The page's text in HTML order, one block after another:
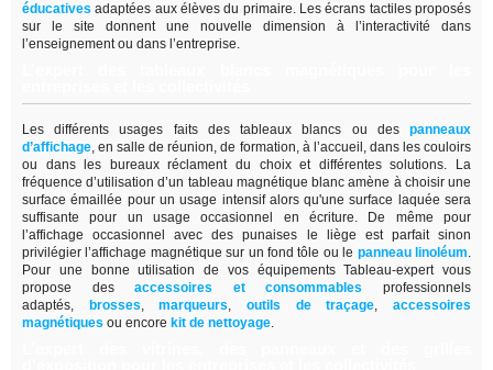
éducatives adaptées aux élèves du primaire. Les écrans tactiles proposés
sur le site donnent une nouvelle dimension à l’interactivité dans
l’enseignement ou dans l’entreprise.
Les différents usages faits des tableaux blancs ou des
panneaux
d’affichage, en salle de réunion, de formation, à l’accueil, dans les couloirs
ou dans les bureaux réclament du choix et différentes solutions. La
fréquence d’utilisation d’un tableau magnétique blanc amène à choisir une
surface émaillée pour un usage intensif alors qu'une surface laquée sera
suffisante pour un usage occasionnel en écriture. De même pour
l’affichage occasionnel avec des punaises le liège est parfait sinon
privilégier l’affichage magnétique sur un fond tôle ou le panneau linoléum.
Pour une bonne utilisation de vos équipements Tableau-expert vous
propose des
accessoires et consommables
professionnels
adaptés,
brosses, marqueurs, outils de traçage,accessoires
magnétiques ou encore kit de nettoyage.